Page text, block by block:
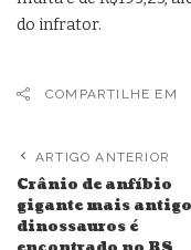
do infrator.
COMPARTILHE EM
ARTIGO ANTERIOR
Crânio de anfíbio
gigante mais
dinossauros é